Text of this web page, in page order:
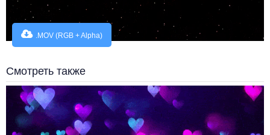
.MOV (RGB + Alpha)
Смотреть также